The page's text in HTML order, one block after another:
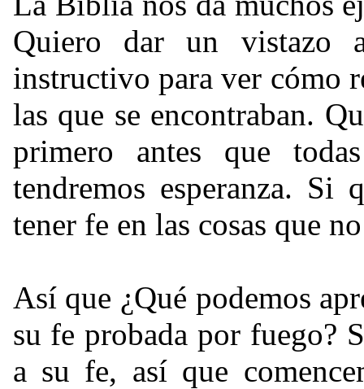
Quiero dar un vistazo
instructivo para ver cómo
las que se encontraban.
primero antes que
tendremos esperanza. Si
tener fe en las cosas que
Así que ¿Qué podemos
su fe probada por fuego?
a su fe, así que